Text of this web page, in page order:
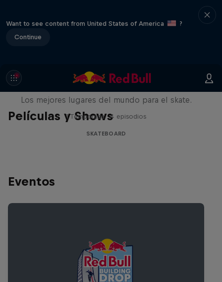
Want to see content from United States of America
?
Continue
Películas y Shows
Skate Escape
Los mejores lugares del mundo para el skate.
1 Temporada · 4 episodios
SKATEBOARD
Eventos